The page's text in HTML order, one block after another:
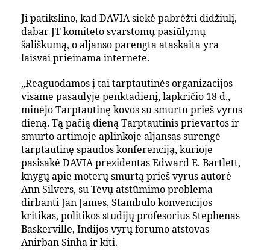
Ji patikslino, kad DAVIA siekė pabrėžti didžiulį,
dabar JT komiteto svarstomų pasiūlymų
šališkumą, o aljanso parengta ataskaita yra
laisvai prieinama internete.
„Reaguodamos į tai tarptautinės organizacijos
visame pasaulyje penktadienį, lapkričio 18 d.,
minėjo Tarptautinę kovos su smurtu prieš vyrus
dieną. Tą pačią dieną Tarptautinis prievartos ir
smurto artimoje aplinkoje aljansas surengė
tarptautinę spaudos konferenciją, kurioje
pasisakė DAVIA prezidentas Edward E. Bartlett,
knygų apie moterų smurtą prieš vyrus autorė
Ann Silvers, su Tėvų atstūmimo problema
dirbanti Jan James, Stambulo konvencijos
kritikas, politikos studijų profesorius Stephenas
Baskerville, Indijos vyrų forumo atstovas
Anirban Sinha ir kiti.